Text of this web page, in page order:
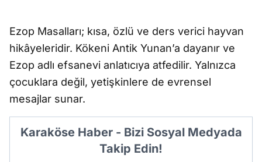
Ezop Masalları; kısa, özlü ve ders verici hayvan
hikâyeleridir. Kökeni Antik Yunan’a dayanır ve
Ezop adlı efsanevi anlatıcıya atfedilir. Yalnızca
çocuklara değil, yetişkinlere de evrensel
mesajlar sunar.
Karaköse Haber - Bizi Sosyal Medyada
Takip Edin!